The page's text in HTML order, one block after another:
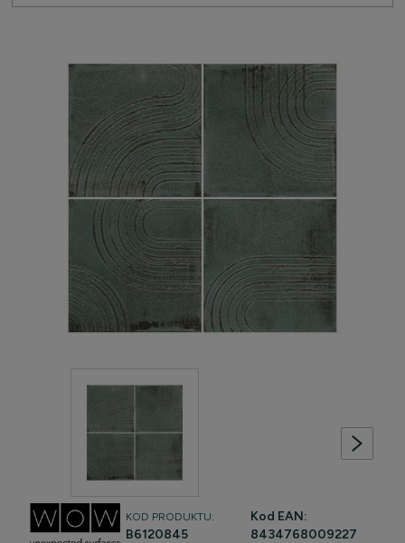
KOD PRODUKTU:
B6120845
Kod EAN:
8434768009227